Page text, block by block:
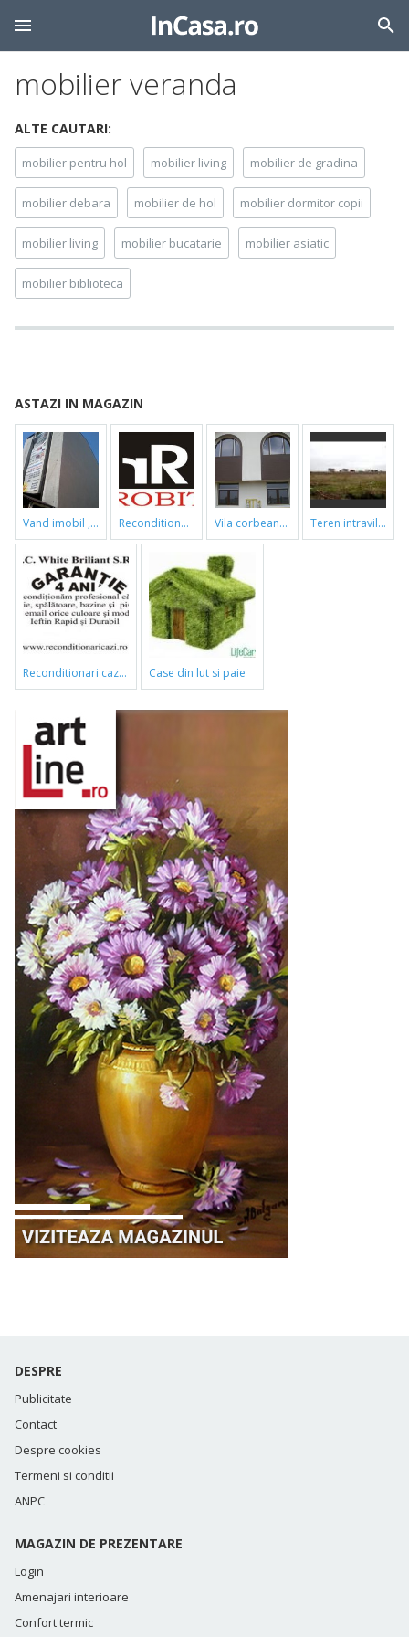
mobilier veranda
ALTE CAUTARI:
mobilier pentru hol mobilier living mobilier de gradina
mobilier debara mobilier de hol mobilier dormitor copii
mobilier living mobilier bucatarie mobilier asiatic
mobilier biblioteca
ASTAZI IN MAGAZIN
vand imobil ,790m,piata gorjului,pret negociabil reconditionari cazi de baie vila corbeanca teren intravilan
reconditionari cazi de baie case din lut si paie
DESPRE
Publicitate
Contact
Despre cookies
Termeni si conditii
ANPC
MAGAZIN DE PREZENTARE
Login
Amenajari interioare
Confort termic